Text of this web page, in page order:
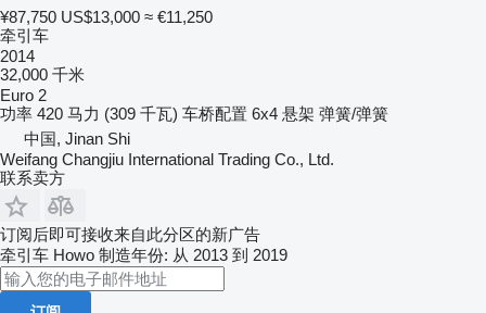
¥87,750 US$13,000 ≈ €11,250
牵引车
2014
32,000 千米
Euro 2
功率 420 马力 (309 千瓦) 车桥配置 6x4 悬架 弹簧/弹簧
中国, Jinan Shi
Weifang Changjiu International Trading Co., Ltd.
联系卖方
订阅后即可接收来自此分区的新广告
牵引车 Howo 制造年份: 从 2013 到 2019